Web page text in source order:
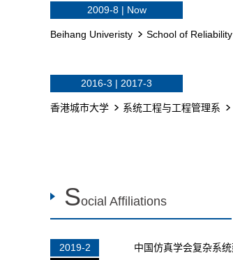
2009-8 | Now
Beihang Univeristy School of
2016-3 | 2017-3
香港城市大学 系统工程与工程管理系
Social Affiliations
2019-2
中国仿真学会复杂系